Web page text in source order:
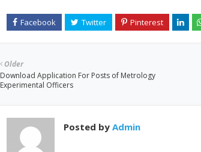
Older
Download Application For Posts of Metrology
Experimental Officers
Posted by Admin